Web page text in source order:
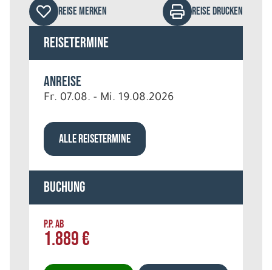
REISE MERKEN REISE DRUCKEN
Reisetermine
Anreise
Fr. 07.08. - Mi. 19.08.2026
ALLE REISETERMINE
Buchung
P.P. AB
1.889 €